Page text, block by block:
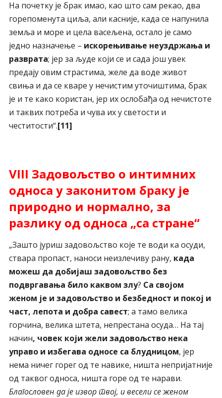
На почетку је брак имао, као што сам рекао, два
горепоменута циља, али касније, када се напунила
земља и море и цела васељена, остало је само
једно назначење – искорењивање неуздржања и
разврата; јер за људе који се и сада још увек
предају овим страстима, желе да воде живот
свиња и да се кваре у нечистим уточиштима, брак
је и те како користан, јер их ослобађа од нечистоте
и таквих потреба и чува их у светости и
честитости“.[11]
VIII Задовољство о интимних
односа у законитом браку је
природно и нормално, за
разлику од односа „са стране“
„Зашто јуриш задовољство које те води ка осуди,
ствара пропаст, наноси неизлечиву рану, када
можеш да добијаш задовољство без
подвргавања било каквом злу? Са својом
женом је и задовољство и безбедност и покој и
част, лепота и добра савест; а тамо велика
горчина, велика штета, непрестана осуда… На тај
начин, човек који жели задовољство нека
управо и избегава односе са блудницом, јер
нема ничег горег од те навике, ништа непријатније
од таквог односа, ништа горе од те нарави.
Благословен да је извор твој, и весели се женом